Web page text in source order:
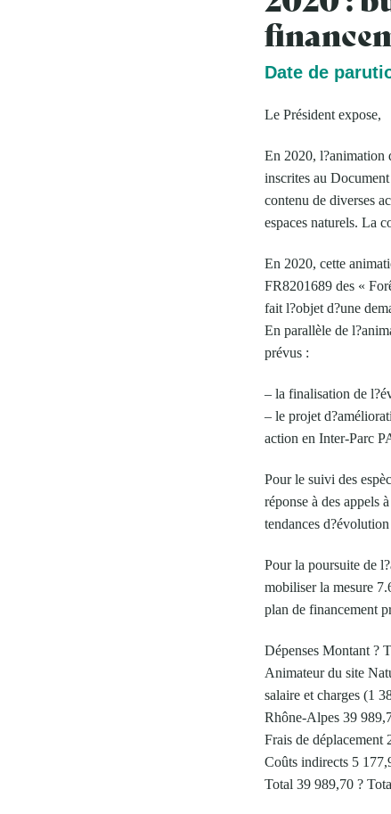
Date de
Le Président expose,
En 2020, l?animation
inscrites au
contenu de diverses
espaces naturels. La
En 2020, cette
FR8201689 des «
fait l?objet d?une
En parallèle de
prévus :
– la finalisation de
– le projet
action en Inter-Parc
Pour le suivi des
réponse à des appels
tendances
Pour la poursuite de
mobiliser la mesure
plan de financement
Dépenses Montant ?
Animateur du site
salaire et charges (1
Rhône-Alpes 39
Frais de déplacement
Coûts indirects 5
Total 39 989,70 ?